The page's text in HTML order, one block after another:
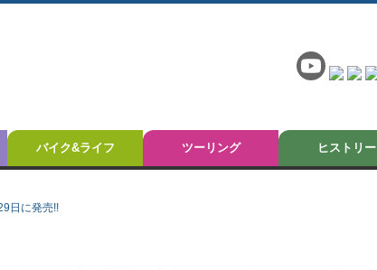
バイク&ライフ ツーリング ヒストリー
日に発売!!